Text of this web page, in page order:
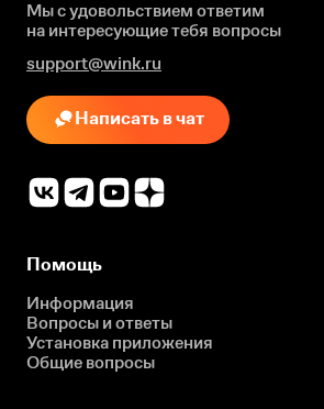
Мы с удовольствием ответим
на интересующиетебя вопросы
support@wink.ru
Написать в чат
Помощь
Информация
Вопросы и ответы
Установка приложения
Общие вопросы